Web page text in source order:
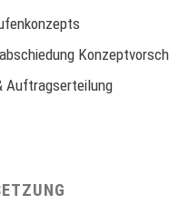
Auftragserteilung